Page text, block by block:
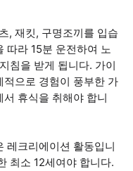
, 재킷, 구명조끼를 입습
따라 15분 운전하여 노
침을 받게 됩니다. 가이
으로 경험이 풍부한 가
휴식을 취해야 합니
레크리에이션 활동입니
최소 12세여야 합니다.